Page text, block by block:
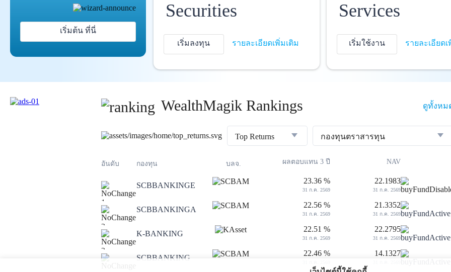
เริ่มต้น ที่นี่
Securities
เริ่มลงทุน รายละเอียดเพิ่มเติม
Services
เริ่มใช้งาน รายละเอียด
WealthMagik Rankings ดูทั้งหม
Top Returns กองทุนตราสารทุน
อันดับ กองทุน บลจ. ผลตอบแทน 3 ปี NAV
1
SCBBANKINGE
23.36 %
31 ก.ค. 2569
22.1983
31 ก.ค. 2569
2
SCBBANKINGA
22.56 %
31 ก.ค. 2569
21.3352
31 ก.ค. 2569
3
K-BANKING
22.51 %
31 ก.ค. 2569
22.2795
31 ก.ค. 2569
SCBBANKING
22.46 % 14.1327